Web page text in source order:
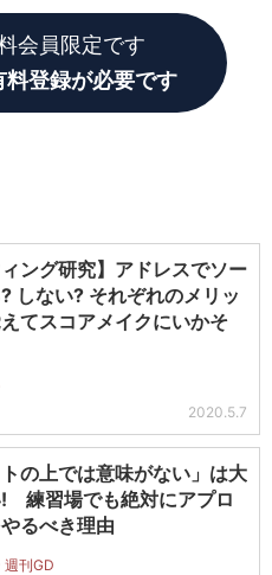
会員限定です
登録が必要です
ィング研究】アドレスでソー
しない? それぞれのメリッ
えてスコアメイクにいかそ
2020.5.7
トの上では意味がない」は大
! 練習場でも絶対にアプロ
るべき理由
週刊GD